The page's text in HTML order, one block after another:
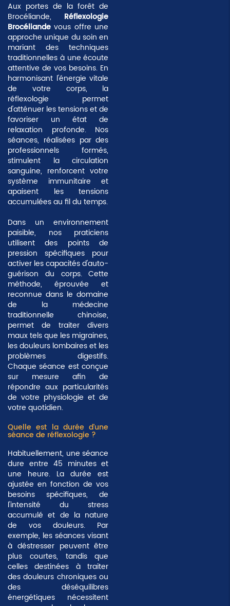
Aux portes de la forêt de
Brocéliande, Réflexologie
Brocéliande vous offre une
approche unique du soin en
mariant des techniques
traditionnelles à une écoute
attentive de vos besoins. En
harmonisant l'énergie vitale
de votre corps, la
réflexologie permet
d'atténuer les tensions et de
favoriser un état de
relaxation profonde. Nos
séances, réalisées par des
professionnels formés,
stimulent la circulation
sanguine, renforcent votre
système immunitaire et
apaisent les tensions
accumulées au fil du temps.
Dans un environnement
paisible, nos praticiens
utilisent des points de
pression spécifiques pour
activer les capacités d'auto-
guérison du corps. Cette
méthode, éprouvée et
reconnue dans le domaine
de la médecine
traditionnelle chinoise,
permet de traiter divers
maux tels que les migraines,
lesdouleurs lombaireset les
problèmes digestifs.
Chaque séance est conçue
sur mesure afin de
répondre aux particularités
de votre physiologie et de
votre quotidien.
Quelle est la durée d'une
séance de réflexologie ?
Habituellement, une séance
dure entre 45 minutes et
une heure. La durée est
ajustée en fonction de vos
besoins spécifiques, de
l'intensité du stress
accumulé et de la nature
de vos douleurs. Par
exemple, les séances visant
à déstresser peuvent être
plus courtes, tandis que
celles destinées à traiter
des douleurs chroniques ou
des déséquilibres
énergétiques nécessitent